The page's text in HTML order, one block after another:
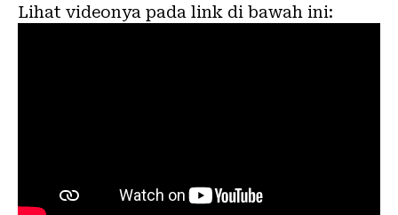
Lihat videonya pada link di bawah ini: